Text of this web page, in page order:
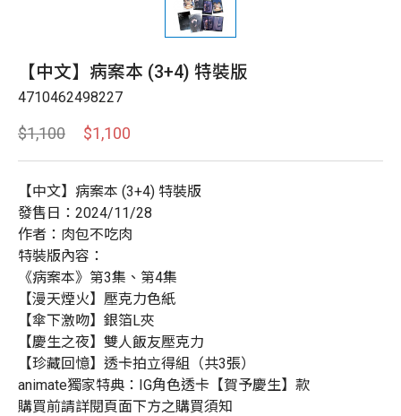
【中文】病案本 (3+4) 特裝版
4710462498227
$1,100 $1,100
【中文】病案本 (3+4) 特裝版
發售日：2024/11/28
作者：肉包不吃肉
特裝版內容：
《病案本》第3集、第4集
【漫天煙火】壓克力色紙
【傘下激吻】銀箔L夾
【慶生之夜】雙人飯友壓克力
【珍藏回憶】透卡拍立得組（共3張）
animate獨家特典：IG角色透卡【賀予慶生】款
購買前請詳閱頁面下方之購買須知